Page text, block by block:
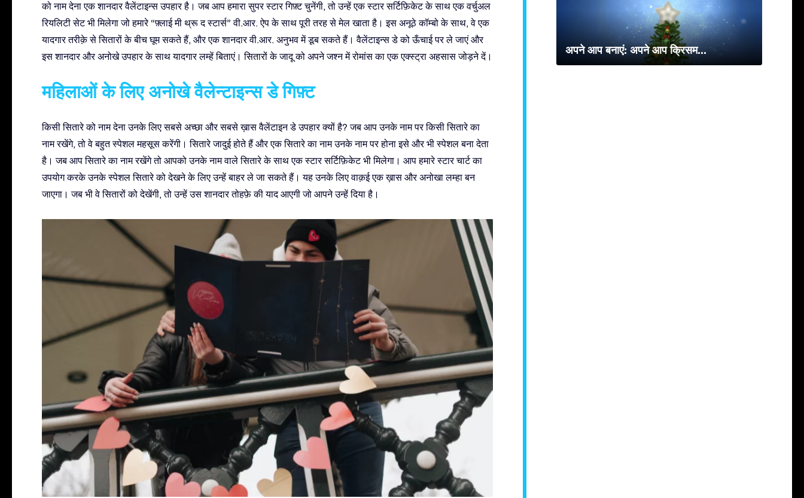
को नाम देना एक शानदार वैलेंटाइन्स उपहार है। जब आप हमारा सुपर स्टार गिफ़्ट चुनेंगी, तो उन्हें एक स्टार सर्टिफ़िकेट के साथ एक वर्चुअल
रियलिटी सेट भी मिलेगा जो हमारे “फ़्लाई मी थ्रू द स्टार्स” वी.आर. ऐप के साथ पूरी तरह से मेल खाता है। इस अनूठे कॉम्बो के साथ, वे एक
यादगार तरीक़े से सितारों के बीच घूम सकते हैं, और एक शानदार वी.आर. अनुभव में डूब सकते हैं। वैलेंटाइन्स डे को ऊँचाई पर ले जाएं और
इस शानदार और अनोखे उपहार के साथ यादगार लम्हें बिताएं। सितारों के जादू को अपने जश्न में रोमांस का एक एक्स्ट्रा अहसास जोड़ने दें।
महिलाओं के लिए अनोखे वैलेन्टाइन्स डे गिफ़्ट
किसी सितारे को नाम देना उनके लिए सबसे अच्छा और सबसे ख़ास वैलेंटाइन डे उपहार क्यों है? जब आप उनके नाम पर किसी सितारे का
नाम रखेंगे, तो वे बहुत स्पेशल महसूस करेंगी। सितारे जादुई होते हैं और एक सितारे का नाम उनके नाम पर होना इसे और भी स्पेशल बना देता
है। जब आप सितारे का नाम रखेंगे तो आपको उनके नाम वाले सितारे के साथ एक स्टार सर्टिफ़िकेट भी मिलेगा। आप हमारे स्टार चार्ट का
उपयोग करके उनके स्पेशल सितारे को देखने के लिए उन्हें बाहर ले जा सकते हैं। यह उनके लिए वाक़ई एक ख़ास और अनोखा लम्हा बन
जाएगा। जब भी वे सितारों को देखेंगी, तो उन्हें उस शानदार तोहफ़े की याद आएगी जो आपने उन्हें दिया है।
अपने आप बनाएं: अपने आप क्रिसम...